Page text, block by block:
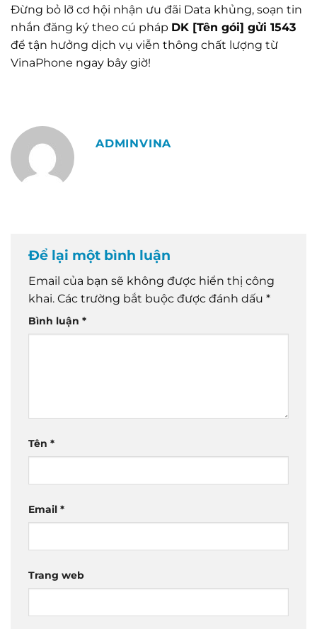
Đừng bỏ lỡ cơ hội nhận ưu đãi Data khủng, soạn tin
nhắn đăng ký theo cú pháp DK [Tên gói] gửi 1543
để tận hưởng dịch vụ viễn thông chất lượng từ
VinaPhone ngay bây giờ!
ADMINVINA
Để lại một bình luận
Email của bạn sẽ không được hiển thị công
khai. Các trường bắt buộc được đánh dấu *
Bình luận *
Tên *
Email *
Trang web